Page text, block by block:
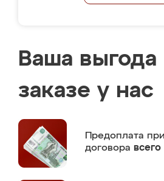
Ваша выгода
заказе у нас
Предоплата
договора